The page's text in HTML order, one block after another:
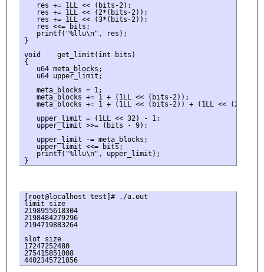
   res += 1LL << (bits-2);
   res += 1LL << (2*(bits-2));
   res += 1LL << (3*(bits-2));
   res <<= bits;
   printf("%llu\n", res);
}
void    get_limit(int bits)
{
   u64 meta_blocks;
   u64 upper_limit;
   meta_blocks = 1;
   meta_blocks += 1 + (1LL << (bits-2));
meta_blocks += 1 + (1LL << (bits-2)) + (1LL <<
   upper_limit = (1LL << 32) - 1;
   upper_limit >>= (bits - 9);
   upper_limit -= meta_blocks;
   upper_limit <<= bits;
   printf("%llu\n", upper_limit);
[root@localhost test]# ./a.out
limit size
2198955618304
2198484279296
2194719883264
slot size
17247252480
275415851008
4402345721856